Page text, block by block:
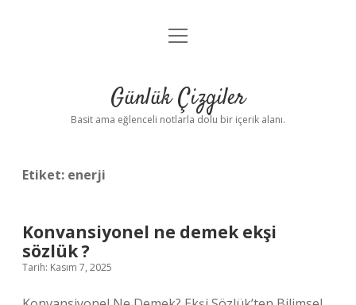
Anasayfa
Yasal Uyarı
menüyü
Günlük Çizgiler
Basit ama eğlenceli notlarla dolu bir içerik alanı.
Etiket: enerji
Konvansiyonel ne demek ekşi
sözlük ?
Tarih: Kasım 7, 2025